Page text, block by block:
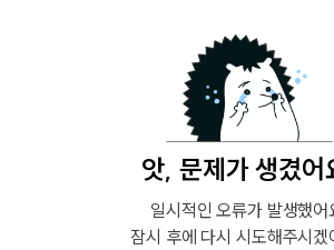
앗, 문제가 생겼어
일시적인 오류가 발생했어
잠시 후에 다시 시도해주시겠